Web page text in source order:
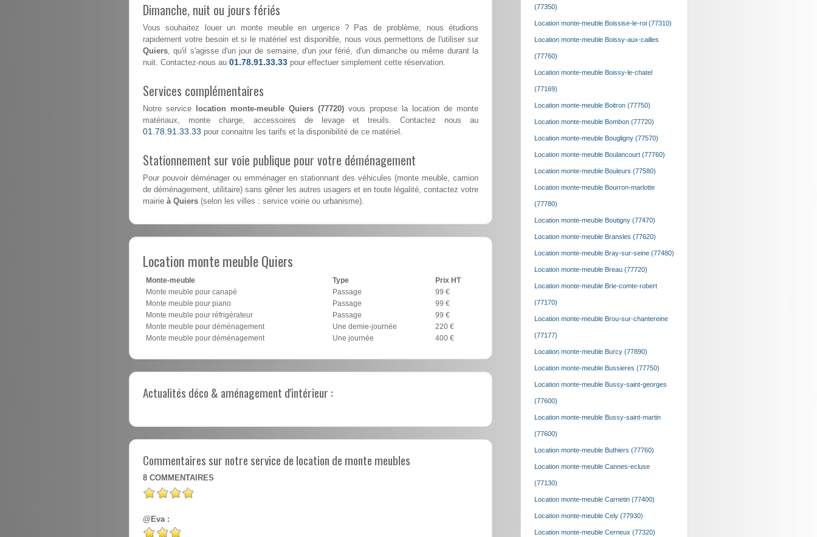
Dimanche, nuit ou jours fériés
Vous souhaitez louer un monte meuble en urgence ? Pas de problème, nous étudions
rapidement votre besoin et si le matériel est disponible, nous vous permettons de l'utiliser sur
Quiers, qu'il s'agisse d'un jour de semaine, d'un jour férié, d'un dimanche ou même durant la
nuit. Contactez-nous au 01.78.91.33.33 pour effectuer simplement cette réservation.
Services complémentaires
Notre service location monte-meuble Quiers (77720) vous propose la location de monte
matériaux, monte charge, accessoires de levage et treuils. Contactez nous au
01.78.91.33.33 pour connaitre les tarifs et la disponibilité de ce matériel.
Stationnement sur voie publique pour votre déménagement
Pour pouvoir déménager ou emménager en stationnant des véhicules (monte meuble, camion
de déménagement, utilitaire) sans gêner les autres usagers et en toute légalité, contactez votre
mairie à Quiers (selon les villes : service voirie ou urbanisme).
Location monte meuble Quiers
Monte-meuble Type
Prix HT
Monte meuble pour canapé
Passage
99 €
Monte meuble pour piano
Passage
99 €
Monte meuble pour réfrigérateur
Passage
99 €
Monte meuble pour déménagement
Une demie-journée
220 €
Monte meuble pour déménagement
Une journée 400 €
Actualités déco & aménagement d'intérieur :
Commentaires sur notre service de location de monte meubles
8 COMMENTAIRES
@Eva :
(77350)
Location monte-meuble Boissise-le-roi (77310)
Location monte-meuble Boissy-aux-cailles
(77760)
Location monte-meuble Boissy-le-chatel
(77169)
Location monte-meuble Boitron (77750)
Location monte-meuble Bombon (77720)
Location monte-meuble Bougligny (77570)
Location monte-meuble Boulancourt (77760)
Location monte-meuble Bouleurs (77580)
Location monte-meuble Bourron-marlotte
(77780)
Location monte-meuble Boutigny (77470)
Location monte-meuble Bransles (77620)
Location monte-meuble Bray-sur-seine (77480)
Location monte-meuble Breau (77720)
Location monte-meuble Brie-comte-robert
(77170)
Location monte-meuble Brou-sur-chantereine
(77177)
Location monte-meuble Burcy (77890)
Location monte-meuble Bussieres (77750)
Location monte-meuble Bussy-saint-georges
(77600)
Location monte-meuble Bussy-saint-martin
(77600)
Location monte-meuble Buthiers (77760)
Location monte-meuble Cannes-ecluse
(77130)
Location monte-meuble Carnetin (77400)
Location monte-meuble Cely (77930)
Location monte-meuble Cerneux (77320)